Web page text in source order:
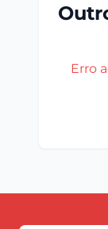
Erro